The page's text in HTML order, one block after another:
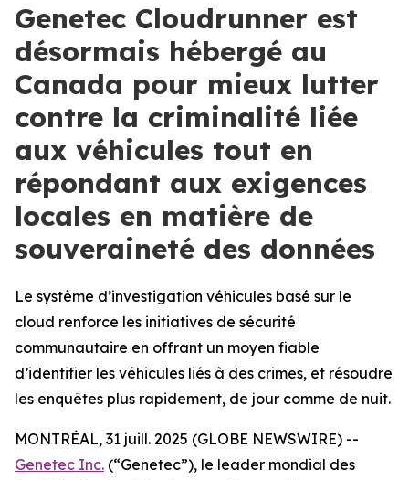
Genetec Cloudrunner est
désormais hébergé au
Canada pour mieux lutter
contre la criminalité liée
aux véhicules tout en
répondant aux exigences
locales en matière de
souveraineté des données
Le système d’investigation véhicules basé sur le
cloud renforce les initiatives de sécurité
communautaire en offrant un moyen fiable
d’identifier les véhicules liés à des crimes, et résoudre
les enquêtes plus rapidement, de jour comme de nuit.
MONTRÉAL, 31 juill. 2025 (GLOBE NEWSWIRE) --
Genetec Inc. (“Genetec”), le leader mondial des